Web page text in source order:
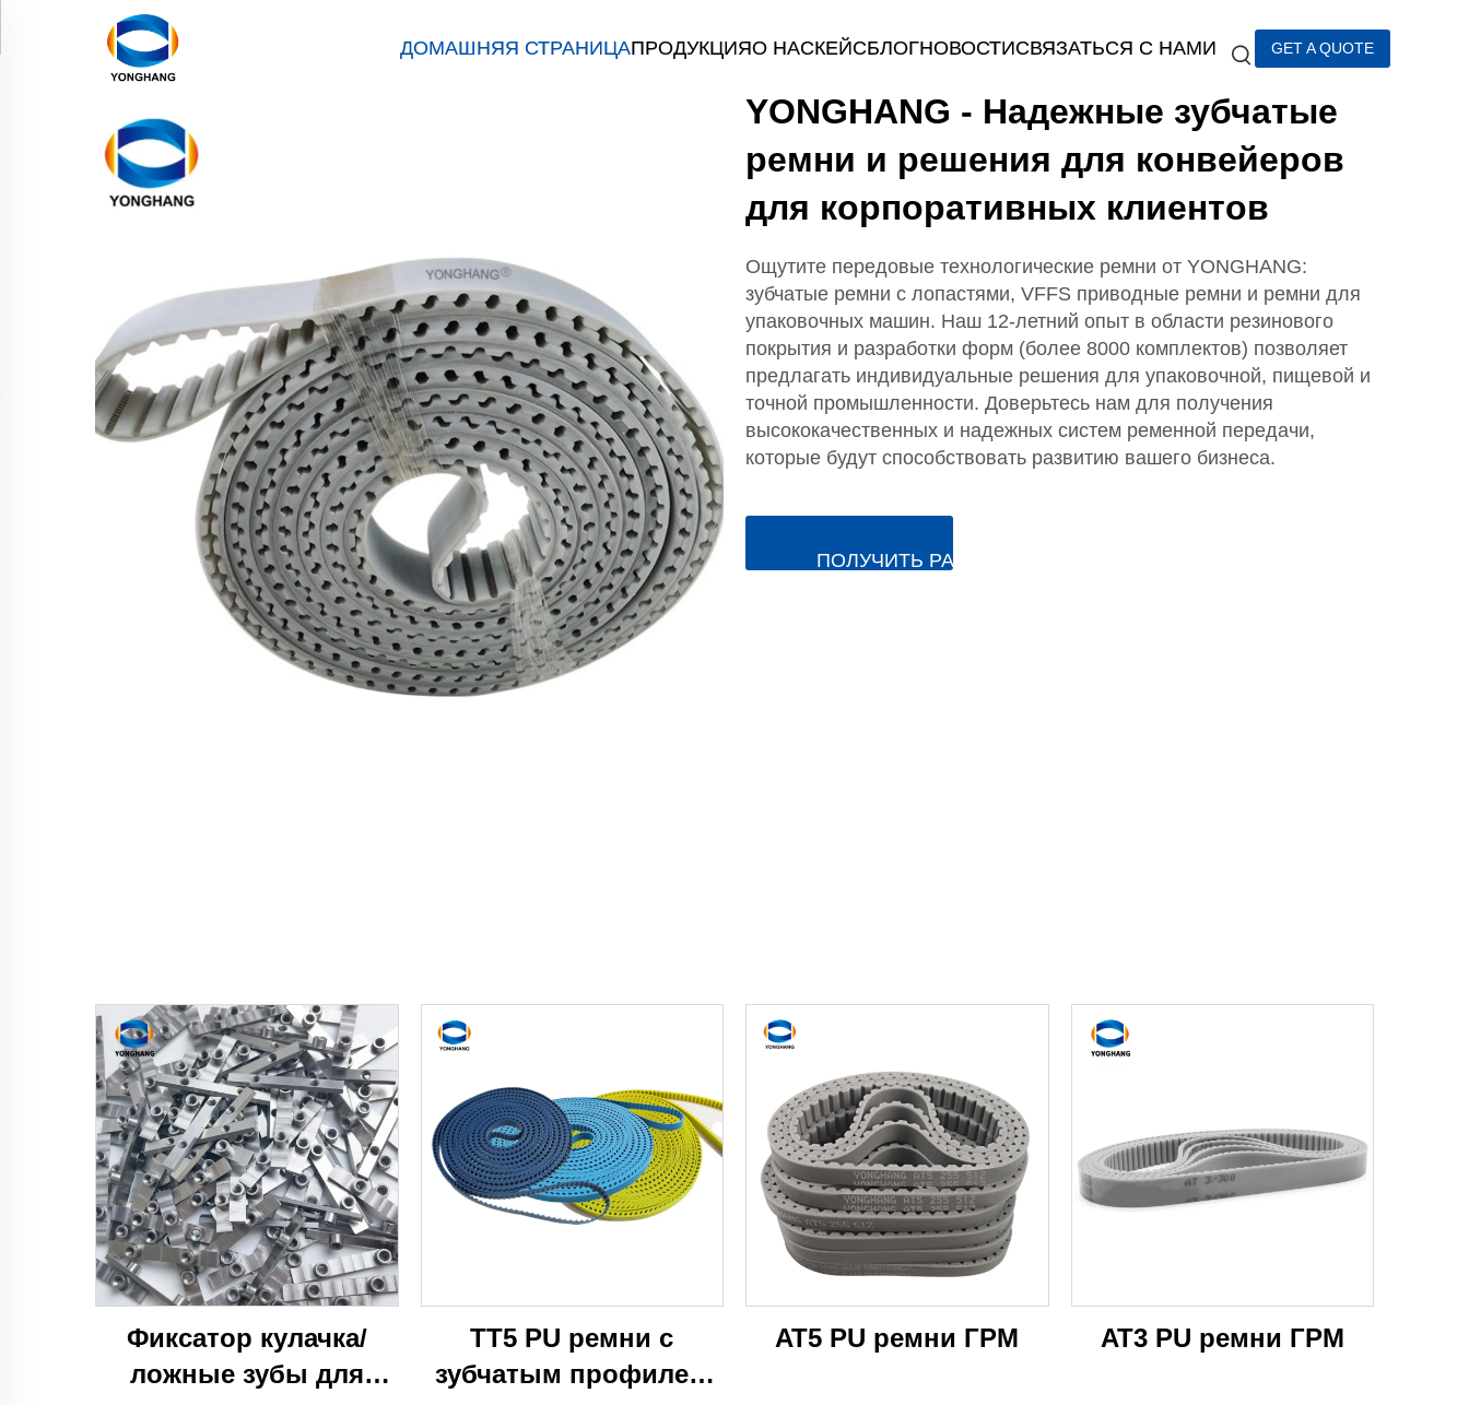
ДОМАШНЯЯ СТРАНИЦАПРОДУКЦИЯО НАСКЕЙСБЛОГНОВОСТИСВЯЗАТЬСЯ С НАМИ GET A QUOTE
YONGHANG - Надежные зубчатые
ремни и решения для конвейеров
для корпоративных клиентов
Ощутите передовые технологические ремни от YONGHANG:
зубчатые ремни с лопастями, VFFS приводные ремни и ремни для
упаковочных машин. Наш 12-летний опыт в области резинового
покрытия и разработки форм (более 8000 комплектов) позволяет
предлагать индивидуальные решения для упаковочной, пищевой и
точной промышленности. Доверьтесь нам для получения
высококачественных и надежных систем ременной передачи,
которые будут способствовать развитию вашего бизнеса.
ПОЛУЧИТЬ РАСЧЁТ СТОИМОСТИ
Фиксатор кулачка/
ложные зубы для
TT5 PU ремни с
зубчатым профилем
AT5 PU ремни ГРМ AT3 PU ремни ГРМ